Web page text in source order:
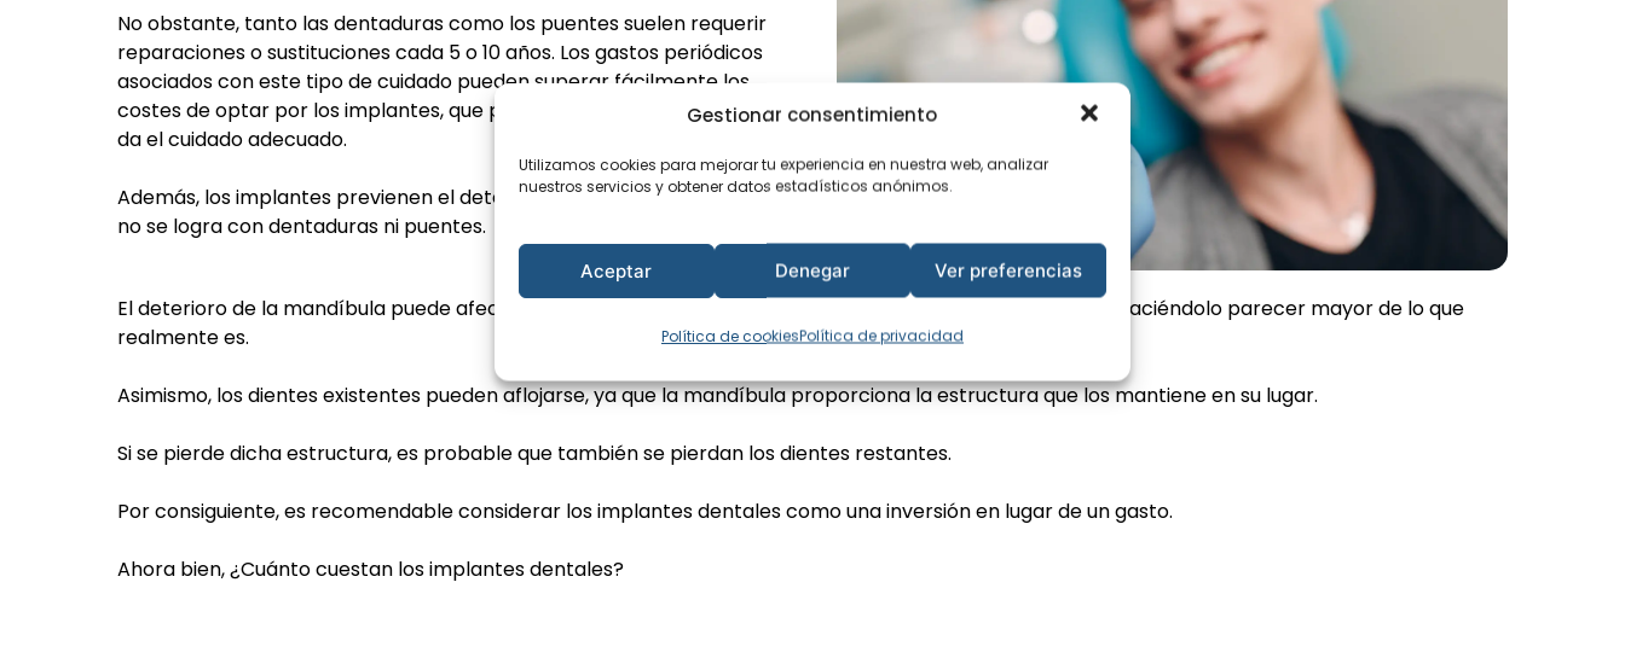
Gestionar consentimiento
Utilizamos cookies para mejorar tu experiencia en nuestra web, analizar
nuestros servicios y obtener datos estadísticos anónimos.
Aceptar Denegar Ver preferencias
Política de cookiesPolítica de privacidad
No obstante, tanto las dentaduras como los puentes suelen requerir
reparaciones o sustituciones cada 5 o 10 años. Los gastos periódicos
asociados con este tipo de cuidado pueden superar fácilmente los
costes de optar por los implantes, que pueden durar toda la vida si se les
da el cuidado adecuado.
Además, los implantes previenen el deterioro del hueso maxilar, algo que
no se logra con dentaduras ni puentes.
El deterioro de la mandíbula puede afectar la forma de la cara y, por lo tanto, la apariencia del paciente, haciéndolo parecer mayor de lo que
realmente es.
Asimismo, los dientes existentes pueden aflojarse, ya que la mandíbula proporciona la estructura que los mantiene en su lugar.
Si se pierde dicha estructura, es probable que también se pierdan los dientes restantes.
Por consiguiente, es recomendable considerar los implantes dentales como una inversión en lugar de un gasto.
Ahora bien, ¿Cuánto cuestan los implantes dentales?